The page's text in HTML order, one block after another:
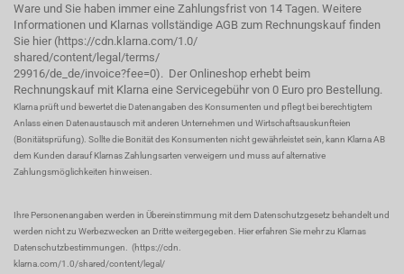
Ware und Sie haben immer eine Zahlungsfrist von 14 Tagen. Weitere
Informationen und Klarnas vollständige AGB zum Rechnungskauf finden
Sie hier (https://cdn.klarna.com/1.0/
shared/content/legal/terms/
29916/de_de/invoice?fee=0). Der Onlineshop erhebt beim
Rechnungskauf mit Klarna eine Servicegebühr von 0 Euro pro Bestellung.
Klarna prüft und bewertet die Datenangaben des Konsumenten und pflegt bei berechtigtem
Anlass einen Datenaustausch mit anderen Unternehmen und Wirtschaftsauskunfteien
(Bonitätsprüfung). Sollte die Bonität des Konsumenten nicht gewährleistet sein, kann Klarna AB
dem Kunden darauf Klarnas Zahlungsarten verweigern und muss auf alternative
Zahlungsmöglichkeiten hinweisen.
Ihre Personenangaben werden in Übereinstimmung mit dem Datenschutzgesetz behandelt und
werden nicht zu Werbezwecken an Dritte weitergegeben. Hier erfahren Sie mehr zu Klarnas
Datenschutzbestimmungen.
(https://cdn.
klarna.com/1.0/shared/content/legal/